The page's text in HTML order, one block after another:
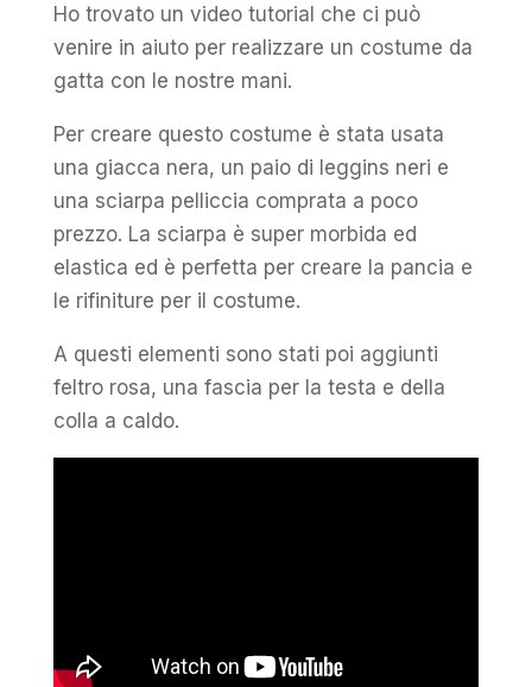
Ho trovato un video tutorial che ci può
venire in aiuto per realizzare un costume da
gatta con le nostre mani.
Per creare questo costume è stata usata
una giacca nera, un paio di leggins neri e
una sciarpa pelliccia comprata a poco
prezzo. La sciarpa è super morbida ed
elastica ed è perfetta per creare la pancia e
le rifiniture per il costume.
A questi elementi sono stati poi aggiunti
feltro rosa, una fascia per la testa e della
colla a caldo.